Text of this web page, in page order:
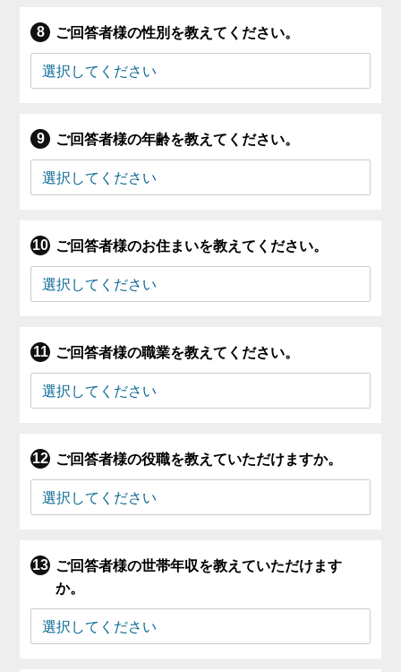
ご回答者様の性別を教えてください。
ご回答者様の年齢を教えてください。
ご回答者様のお住まいを教えてください。
ご回答者様の職業を教えてください。
ご回答者様の役職を教えていただけますか。
ご回答者様の世帯年収を教えていただけます
か。